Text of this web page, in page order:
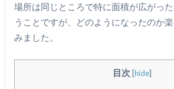
場所は同じところで特に面積が広がっ
うことですが、どのようになったのか
みました。
目次 [hide]